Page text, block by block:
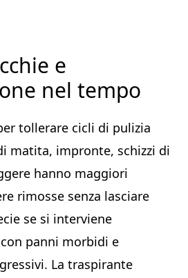
e
nel tempo
tollerare cicli di pulizia
matita, impronte, schizzi di
hanno maggiori
rimosse senza lasciare
se si interviene
panni morbidi e
La traspirante